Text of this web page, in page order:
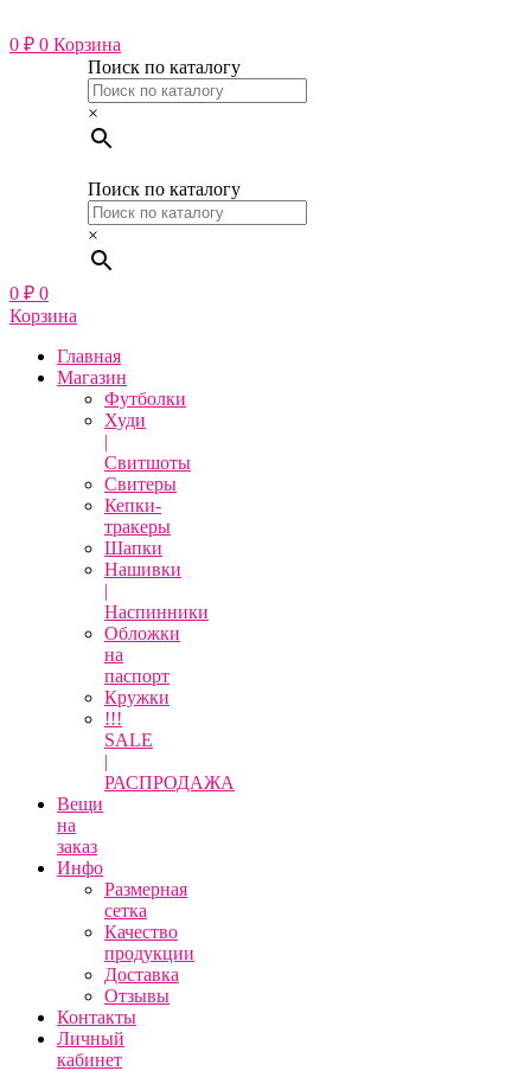
к
содержимому
0 ₽ 0 Корзина
Поиск по каталогу
×
Поиск по каталогу
×
0 ₽ 0
Корзина
Главная
Магазин
Футболки
Худи
|
Свитшоты
Свитеры
Кепки-
тракеры
Шапки
Нашивки
|
Наспинники
Обложки
на
паспорт
Кружки
!!!
SALE
|
РАСПРОДАЖА
Вещи
на
заказ
Инфо
Размерная
сетка
Качество
продукции
Доставка
Отзывы
Контакты
Личный
кабинет